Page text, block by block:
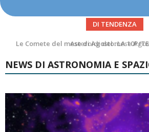
DI TENDENZA
Asteroidi del mese
NEWS DI ASTRONOMIA E